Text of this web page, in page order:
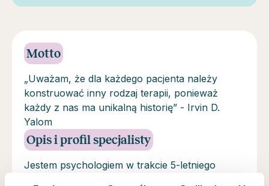
Motto
„Uważam, że dla każdego pacjenta należy
konstruować inny rodzaj terapii, ponieważ
każdy z nas ma unikalną historię” - Irvin D.
Yalom
Opis i profil specjalisty
Jestem psychologiem w trakcie 5-letniego